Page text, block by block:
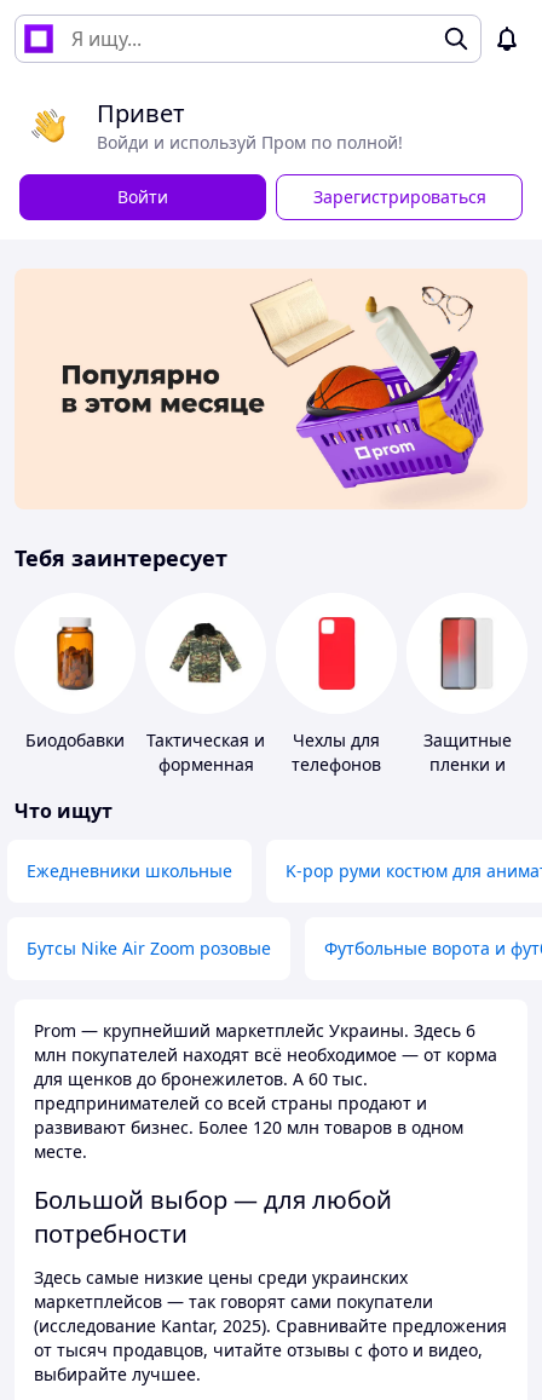
Привет
Войди и используй Пром по полной!
Войти Зарегистрироваться
Тебя заинтересует
Биодобавки
Тактическая и
форменная
Чехлы для
телефонов
Защитные
пленки и
Что ищут
Ежедневники школьные K-pop руми костюм для
Бутсы Nike Air Zoom розовые Футбольные ворота и
Prom — крупнейший маркетплейс Украины. Здесь 6
млн покупателей находят всё необходимое — от корма
для щенков до бронежилетов. А 60 тыс.
предпринимателей со всей страны продают и
развивают бизнес. Более 120 млн товаров в одном
месте.
Большой выбор — для любой
потребности
Здесь самые низкие цены среди украинских
маркетплейсов — так говорят сами покупатели
(исследование Kantar, 2025). Сравнивайте предложения
от тысяч продавцов, читайте отзывы с фото и видео,
выбирайте лучшее.